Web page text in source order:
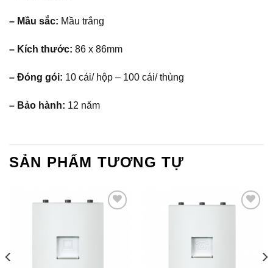
– Mầu sắc: Mầu trắng
– Kích thước: 86 x 86mm
– Đóng gói: 10 cái/ hộp – 100 cái/ thùng
– Bảo hành: 12 năm
SẢN PHẨM TƯƠNG TỰ